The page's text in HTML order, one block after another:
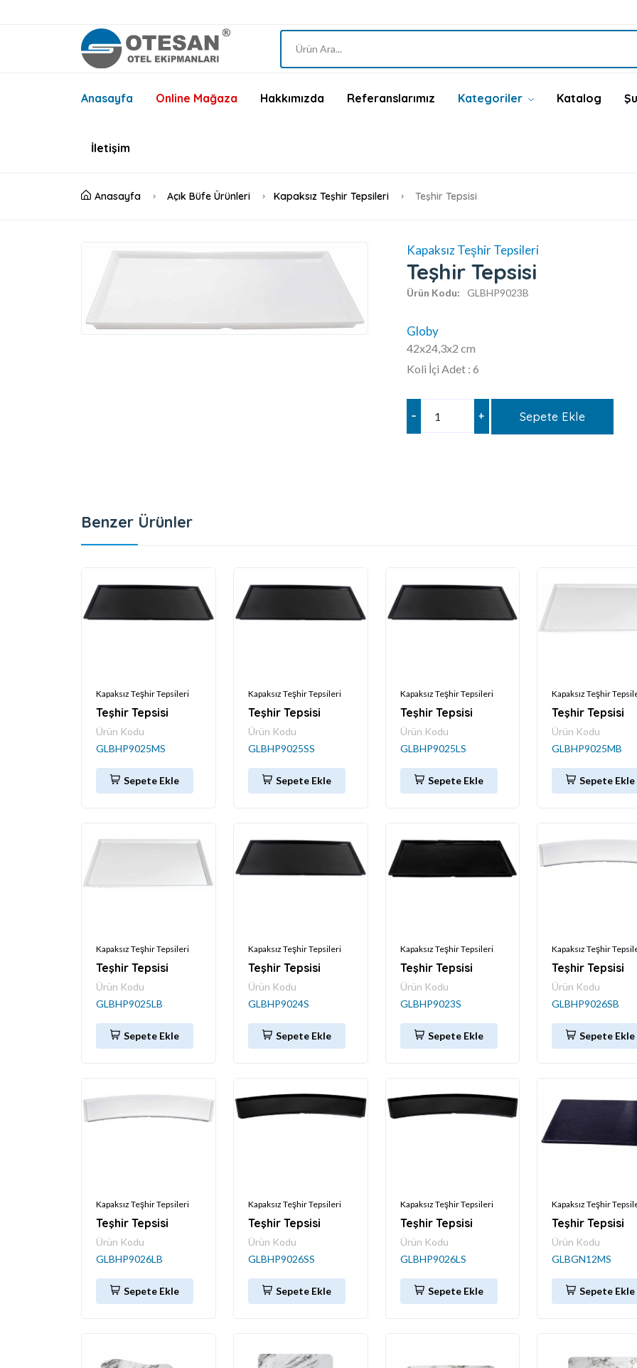
Anasayfa Online Mağaza Hakkımızda Referanslarımız Kategoriler Katalog
İletişim
Anasayfa Açık Büfe Ürünleri Kapaksız Teşhir Tepsileri Teşhir Tepsisi
Kapaksız Teşhir Tepsileri
Teşhir Tepsisi
Ürün Kodu: GLBHP9023B
Globy
42x24,3x2 cm
Koli İçi Adet : 6
– + Sepete Ekle
Benzer Ürünler
Kapaksız Teşhir Tepsileri
Teşhir Tepsisi
Ürün Kodu
GLBHP9025MS
Sepete Ekle
Kapaksız Teşhir Tepsileri
Teşhir Tepsisi
Ürün Kodu
GLBHP9025SS
Sepete Ekle
Kapaksız Teşhir Tepsileri
Teşhir Tepsisi
Ürün Kodu
GLBHP9025LS
Sepete Ekle
Kapaksız Teşhir
Teşhir Tepsisi
Ürün Kodu
GLBHP9025MB
Sepete Ekle
Kapaksız Teşhir Tepsileri
Teşhir Tepsisi
Ürün Kodu
GLBHP9025LB
Sepete Ekle
Kapaksız Teşhir Tepsileri
Teşhir Tepsisi
Ürün Kodu
GLBHP9024S
Sepete Ekle
Kapaksız Teşhir Tepsileri
Teşhir Tepsisi
Ürün Kodu
GLBHP9023S
Sepete Ekle
Kapaksız Teşhir
Teşhir Tepsisi
Ürün Kodu
GLBHP9026SB
Sepete Ekle
Kapaksız Teşhir Tepsileri
Teşhir Tepsisi
Ürün Kodu
GLBHP9026LB
Sepete Ekle
Kapaksız Teşhir Tepsileri
Teşhir Tepsisi
Ürün Kodu
GLBHP9026SS
Sepete Ekle
Kapaksız Teşhir Tepsileri
Teşhir Tepsisi
Ürün Kodu
GLBHP9026LS
Sepete Ekle
Kapaksız Teşhir
Teşhir Tepsisi
Ürün Kodu
GLBGN12MS
Sepete Ekle